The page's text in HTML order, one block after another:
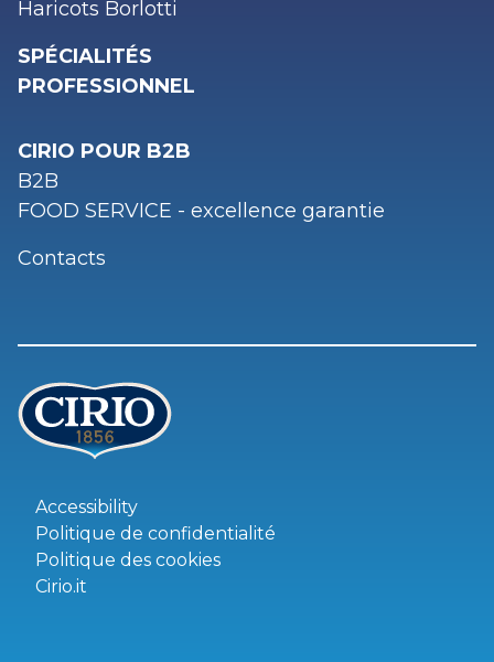
Haricots Borlotti
SPÉCIALITÉS
PROFESSIONNEL
CIRIO POUR B2B
B2B
FOOD SERVICE - excellence garantie
Contacts
Accessibility
Politique de confidentialité
Politique des cookies
Cirio.it